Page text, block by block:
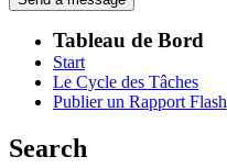
Tableau de Bord
Start
Le Cycle des Tâches
Publier un Rapport Flash
Search